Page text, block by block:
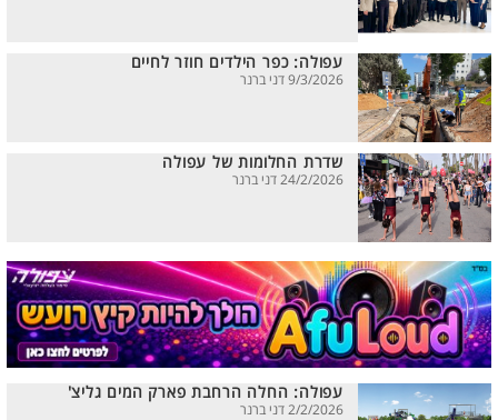
עפולה: כפר הילדים חוזר לחיים
9/3/2026 דני ברנר
שדרת החלומות של עפולה
24/2/2026 דני ברנר
עפולה: החלה הרחבת פארק המים גליצ'
2/2/2026 דני ברנר